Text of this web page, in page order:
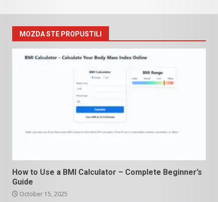
MOZDA STE PROPUSTILI
How to Use a BMI Calculator – Complete Beginner’s
Guide
October 15, 2025